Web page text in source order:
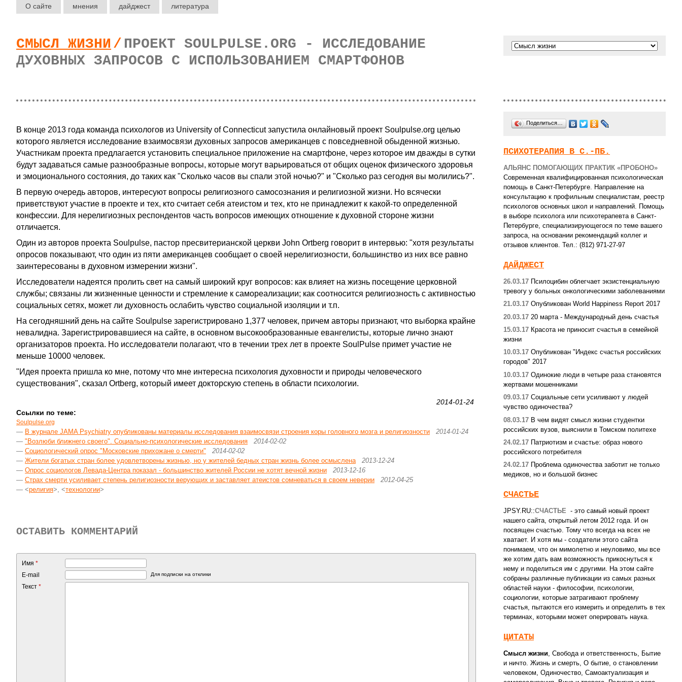
О сайте мнения дайджест литература
СМЫСЛ ЖИЗНИ / ПРОЕКТ SOULPULSE.ORG - ИССЛЕДОВАНИЕ
ДУХОВНЫХ ЗАПРОСОВ С ИСПОЛЬЗОВАНИЕМ СМАРТФОНОВ
В конце 2013 года команда психологов из University of Connecticut запустила онлайновый проект Soulpulse.org целью
которого является исследование взаимосвязи духовных запросов американцев с повседневной обыденной жизнью.
Участникам проекта предлагается установить специальное приложение на смартфоне, через которое им дважды в сутки
будут задаваться самые разнообразные вопросы, которые могут варьироваться от общих оценок физического здоровья
и эмоционального состояния, до таких как "Сколько часов вы спали этой ночью?" и "Сколько раз сегодня вы молились?".
В первую очередь авторов, интересуют вопросы религиозного самосознания и религиозной жизни. Но всячески
приветствуют участие в проекте и тех, кто считает себя атеистом и тех, кто не принадлежит к какой-то определенной
конфессии. Для нерелигиозных респондентов часть вопросов имеющих отношение к духовной стороне жизни
отличается.
Один из авторов проекта Soulpulse, пастор пресвитерианской церкви John Ortberg говорит в интервью: "хотя результаты
опросов показывают, что один из пяти американцев сообщает о своей нерелигиозности, большинство из них все равно
заинтересованы в духовном измерении жизни".
Исследователи надеятся пролить свет на самый широкий круг вопросов: как влияет на жизнь посещение церковной
службы; связаны ли жизненные ценности и стремление к самореализации; как соотносится религиозность с активностью
социальных сетях, может ли духовность ослабить чувство социальной изоляции и т.п.
На сегодняшний день на сайте Soulpulse зарегистрировано 1,377 человек, причем авторы признают, что выборка крайне
невалидна. Зарегистрировавшиеся на сайте, в основном высокообразованные евангелисты, которые лично знают
организаторов проекта. Но исследователи полагают, что в течении трех лет в проекте SoulPulse примет участие не
меньше 10000 человек.
"Идея проекта пришла ко мне, потому что мне интересна психология духовности и природы человеческого
существования", сказал Ortberg, который имеет докторскую степень в области психологии.
2014-01-24
Ссылки по теме:
Soulpulse.org
— В журнале JAMA Psychiatry опубликованы материалы исследования взаимосвязи строения коры головного мозга и религиозности
2014-01-24
— "Возлюби ближнего своего". Социально-психологические исследования
2014-02-02
— Социологический опрос "Московские прихожане о смерти"
2014-02-02
— Жители богатых стран более удовлетворены жизнью, но у жителей бедных стран жизнь более осмыслена
2013-12-24
— Опрос социологов Левада-Центра показал - большинство жителей России не хотят вечной жизни
2013-12-16
— Страх смерти усиливает степень религиозности верующих и заставляет атеистов сомневаться в своем неверии
2012-04-25
— <религия>, <технологии>
ОСТАВИТЬ КОММЕНТАРИЙ
Имя *
E-mail
Для подписки на отклики
Текст *
Поделиться…
ПСИХОТЕРАПИЯ В С.-ПБ.
АЛЬЯНС ПОМОГАЮЩИХ ПРАКТИК «ПРОБОНО»
Современная квалифицированная психологическая
помощь в Санкт-Петербурге. Направление на
консультацию к профильным специалистам, реестр
психологов основных школ и направлений. Помощь
в выборе психолога или психотерапевта в Санкт-
Петербурге, специализирующегося по теме вашего
запроса, на основании рекомендаций коллег и
отзывов клиентов. Тел.: (812) 971-27-97
ДАЙДЖЕСТ
26.03.17 Псилоцибин облегчает экзистенциальную
тревогу у больных онкологическими заболеваниями
21.03.17 Опубликован World Happiness Report 2017
20.03.17 20 марта - Международный день счастья
15.03.17 Красота не приносит счастья в семейной
жизни
10.03.17 Опубликован "Индекс счастья российских
городов" 2017
10.03.17 Одинокие люди в четыре раза становятся
жертвами мошенниками
09.03.17 Социальные сети усиливают у людей
чувство одиночества?
08.03.17 В чем видят смысл жизни студентки
российских вузов, выяснили в Томском политехе
24.02.17 Патриотизм и счастье: образ нового
российского потребителя
24.02.17 Проблема одиночества заботит не только
медиков, но и большой бизнес
СЧАСТЬЕ
JPSY.RU::СЧАСТЬЕ - это самый новый проект
нашего сайта, открытый летом 2012 года. И он
посвящен счастью. Тому что всегда на всех не
хватает. И хотя мы - создатели этого сайта
понимаем, что он мимолетно и неуловимо, мы все
же хотим дать вам возможность прикоснуться к
нему и поделиться им с другими. На этом сайте
собраны различные публикации из самых разных
областей науки - философии, психологии,
социологии, которые затрагивают проблему
счастья, пытаются его измерить и определить в тех
терминах, которыми может оперировать наука.
ЦИТАТЫ
Смысл жизни, Свобода и ответственность, Бытие
и ничто. Жизнь и смерть, О бытие, о становлении
человеком, Одиночество, Самоактуализация и